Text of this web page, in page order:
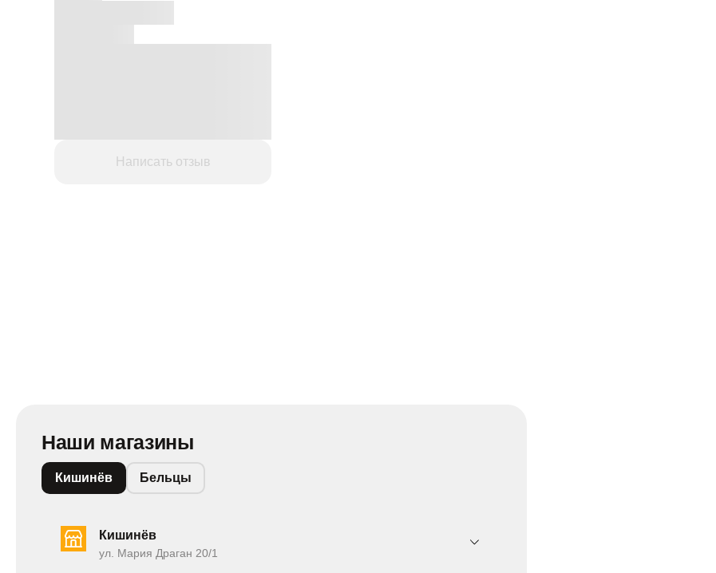
Написать отзыв
Наши магазины
Кишинёв Бельцы
Кишинёв
ул. Мария Драган 20/1